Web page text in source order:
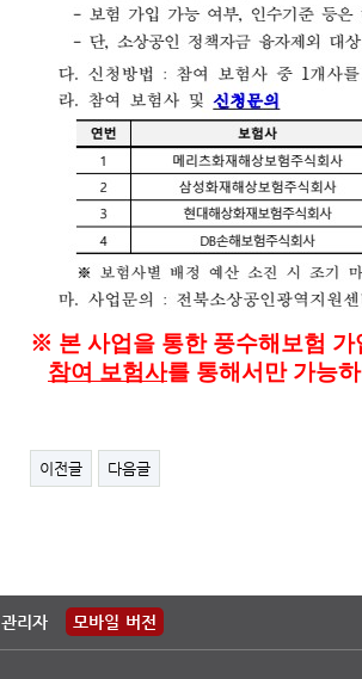
※ 본 사업을 통한 풍수해보험
참여 보험사를 통해서만 가능
이전글 다음글
관리자 모바일 버전